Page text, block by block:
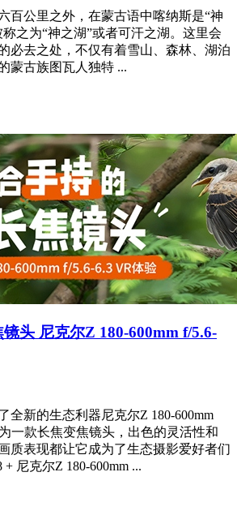
百公里之外，在蒙古语中喀纳斯是“神
之为“神之湖”或者可汗之湖。这里会
必去之处，不仅有着雪山、森林、湖泊
蒙古族图瓦人独特 ...
头 尼克尔Z 180-600mm f/5.6-
全新的生态利器尼克尔Z 180-600mm
一款长焦变焦镜头，出色的灵活性和
质表现都让它成为了生态摄影爱好者们
尼克尔Z 180-600mm ...